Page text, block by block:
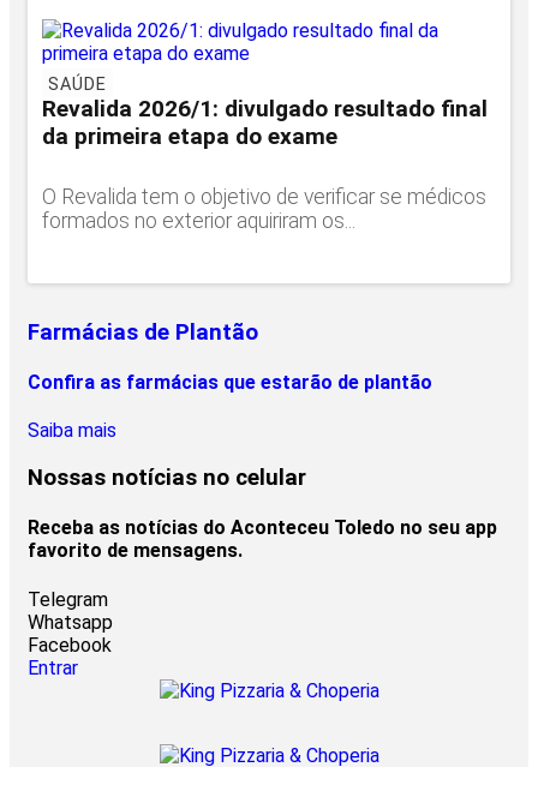
SAÚDE
Revalida 2026/1: divulgado resultado final
da primeira etapa do exame
O Revalida tem o objetivo de verificar se médicos
formados no exterior aquiriram os...
Farmácias de Plantão
Confira as farmácias que estarão de plantão
Saiba mais
Nossas notícias no celular
Receba as notícias do Aconteceu Toledo no seu app
favorito de mensagens.
Telegram
Whatsapp
Facebook
Entrar